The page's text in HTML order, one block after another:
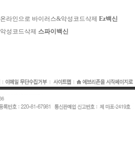
온라인으로 바이러스&악성코드삭제 Ez백신
악성코드삭제 스파이백신